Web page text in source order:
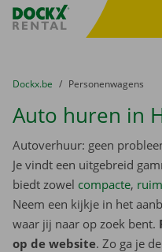
Fratello DEMO
U bevindt zich hier:
van
Dockx.be naar
Personenwagens
Auto huren in
Autoverhuur: geen
Je vindt een uitgebreid
biedt zowel compacte,
Neem een kijkje in het
waar jij naar op zoek bent.
op de website. Zo ga je